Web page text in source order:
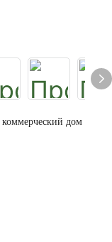
коммерческий дом